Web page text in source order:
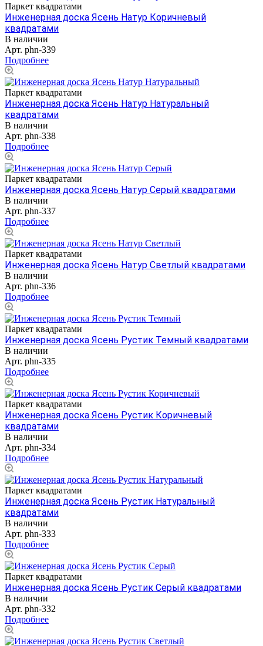
Паркет квадратами
Инженерная доска Ясень Натур Коричневый
квадратами
В наличии
Арт. phn-339
Подробнее
Паркет квадратами
Инженерная доска Ясень Натур Натуральный
квадратами
В наличии
Арт. phn-338
Подробнее
Паркет квадратами
Инженерная доска Ясень Натур Серый квадратами
В наличии
Арт. phn-337
Подробнее
Паркет квадратами
Инженерная доска Ясень Натур Светлый квадратами
В наличии
Арт. phn-336
Подробнее
Паркет квадратами
Инженерная доска Ясень Рустик Темный квадратами
В наличии
Арт. phn-335
Подробнее
Паркет квадратами
Инженерная доска Ясень Рустик Коричневый
квадратами
В наличии
Арт. phn-334
Подробнее
Паркет квадратами
Инженерная доска Ясень Рустик Натуральный
квадратами
В наличии
Арт. phn-333
Подробнее
Паркет квадратами
Инженерная доска Ясень Рустик Серый квадратами
В наличии
Арт. phn-332
Подробнее